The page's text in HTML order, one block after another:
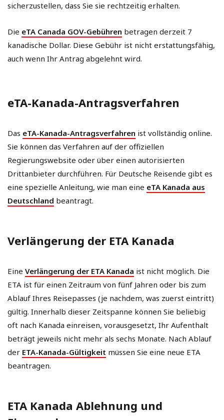
sicherzustellen, dass Sie sie rechtzeitig erhalten.
Die eTA Canada GOV-Gebühren betragen derzeit 7
kanadische Dollar. Diese Gebühr ist nicht erstattungsfähig,
auch wenn Ihr Antrag abgelehnt wird.
eTA-Kanada-Antragsverfahren
Das eTA-Kanada-Antragsverfahren ist vollständig online.
Sie können das Verfahren auf der offiziellen
Regierungswebsite oder über einen autorisierten
Drittanbieter durchführen. Für Deutsche Reisende gibt es
eine spezielle Anleitung, wie man eine eTA Kanada aus
Deutschland beantragt.
Verlängerung der ETA Kanada
Eine Verlängerung der ETA Kanada ist nicht möglich. Die
ETA ist für einen Zeitraum von fünf Jahren oder bis zum
Ablauf Ihres Reisepasses (je nachdem, was zuerst eintritt)
gültig. Innerhalb dieser Zeitspanne können Sie beliebig
oft nach Kanada einreisen, vorausgesetzt, Ihr Aufenthalt
beträgt jeweils nicht mehr als sechs Monate. Nach Ablauf
der ETA-Kanada-Gültigkeit müssen Sie eine neue ETA
beantragen.
ETA Kanada Ablehnung und